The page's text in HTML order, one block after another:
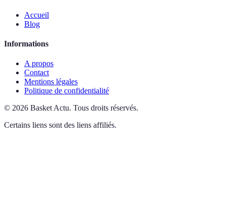
Accueil
Blog
Informations
A propos
Contact
Mentions légales
Politique de confidentialité
© 2026 Basket Actu. Tous droits réservés.
Certains liens sont des liens affiliés.